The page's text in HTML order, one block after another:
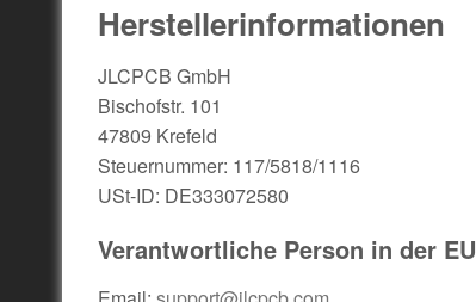
Herstellerinformationen
JLCPCB GmbH
Bischofstr. 101
47809 Krefeld
Steuernummer: 117/5818/1116
USt-ID: DE333072580
Verantwortliche Person in der EU